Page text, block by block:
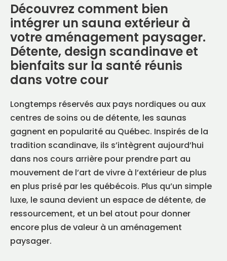
Find a Maître Paysagiste
FR | EN
Découvrez comment bien
intégrer un sauna extérieur à
votre aménagement paysager.
Détente, design scandinave et
bienfaits sur la santé réunis
dans votre cour
Longtemps réservés aux pays nordiques ou aux
centres de soins ou de détente, les saunas
gagnent en popularité au Québec. Inspirés de la
tradition scandinave, ils s’intègrent aujourd’hui
dans nos cours arrière pour prendre part au
mouvement de l’art de vivre à l’extérieur de plus
en plus prisé par les québécois. Plus qu’un simple
luxe, le sauna devient un espace de détente, de
ressourcement, et un bel atout pour donner
encore plus de valeur à un aménagement
paysager.